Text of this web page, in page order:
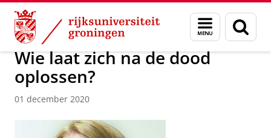
Skip
Content
Skip
Navigation
Menu
en
zoeken
Over ons Actueel Nieuws Nieuwsberichten
Wie laat zich na de dood
oplossen?
01 december 2020